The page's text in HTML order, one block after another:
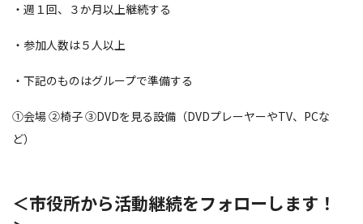
・週１回、３か月以上継続する
・参加人数は５人以上
・下記のものはグループで準備する
①会場 ②椅子 ③DVDを見る設備（DVDプレーヤーやTV、PCな
ど）
＜市役所から活動継続をフォローします！